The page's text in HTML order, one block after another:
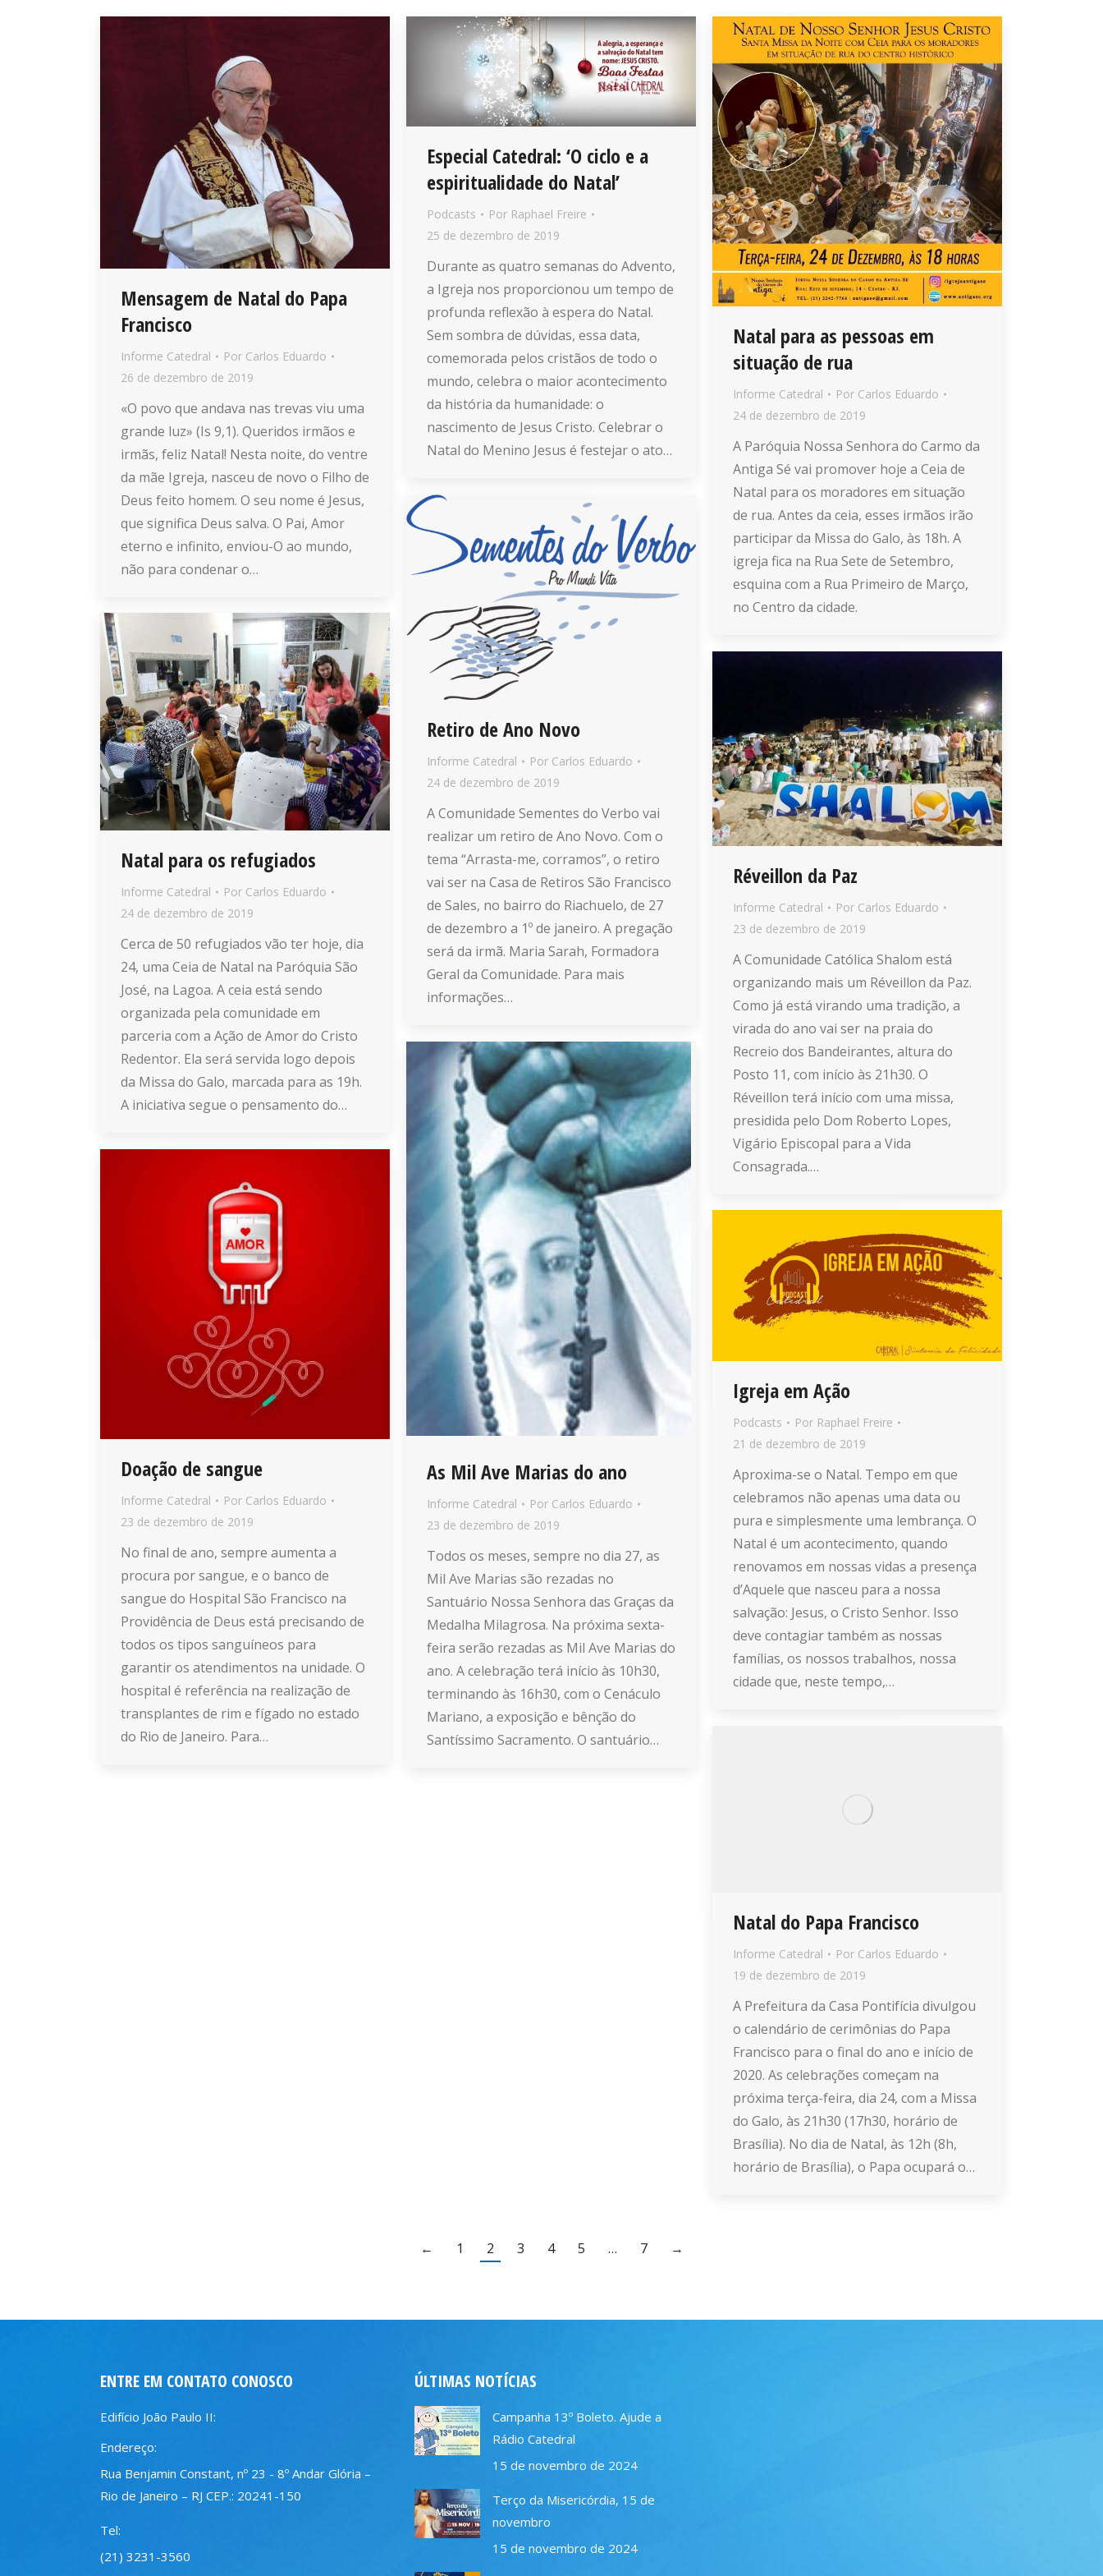
Mensagem de Natal do Papa
Francisco
Informe Catedral Por Carlos Eduardo
26 de dezembro de 2019
«O povo que andava nas trevas viu uma
grande luz» (Is 9,1). Queridos irmãos e
irmãs, feliz Natal! Nesta noite, do ventre
da mãe Igreja, nasceu de novo o Filho de
Deus feito homem. O seu nome é Jesus,
que significa Deus salva. O Pai, Amor
eterno e infinito, enviou-O ao mundo,
não para condenar o…
Especial Catedral: ‘O ciclo e a
espiritualidade do Natal’
Podcasts Por Raphael Freire
25 de dezembro de 2019
Durante as quatro semanas do Advento,
a Igreja nos proporcionou um tempo de
profunda reflexão à espera do Natal.
Sem sombra de dúvidas, essa data,
comemorada pelos cristãos de todo o
mundo, celebra o maior acontecimento
da história da humanidade: o
nascimento de Jesus Cristo. Celebrar o
Natal do Menino Jesus é festejar o ato…
Natal para as pessoas em
situação de rua
Informe Catedral Por Carlos Eduardo
24 de dezembro de 2019
A Paróquia Nossa Senhora do Carmo da
Antiga Sé vai promover hoje a Ceia de
Natal para os moradores em situação
de rua. Antes da ceia, esses irmãos irão
participar da Missa do Galo, às 18h. A
igreja fica na Rua Sete de Setembro,
esquina com a Rua Primeiro de Março,
no Centro da cidade.
Retiro de Ano Novo
Informe Catedral Por Carlos Eduardo
24 de dezembro de 2019
A Comunidade Sementes do Verbo vai
realizar um retiro de Ano Novo. Com o
tema “Arrasta-me, corramos”, o retiro
vai ser na Casa de Retiros São Francisco
de Sales, no bairro do Riachuelo, de 27
de dezembro a 1º de janeiro. A pregação
será da irmã. Maria Sarah, Formadora
Geral da Comunidade. Para mais
informações…
Natal para os refugiados
Informe Catedral Por Carlos Eduardo
24 de dezembro de 2019
Cerca de 50 refugiados vão ter hoje, dia
24, uma Ceia de Natal na Paróquia São
José, na Lagoa. A ceia está sendo
organizada pela comunidade em
parceria com a Ação de Amor do Cristo
Redentor. Ela será servida logo depois
da Missa do Galo, marcada para as 19h.
A iniciativa segue o pensamento do…
Réveillon da Paz
Informe Catedral Por Carlos Eduardo
23 de dezembro de 2019
A Comunidade Católica Shalom está
organizando mais um Réveillon da Paz.
Como já está virando uma tradição, a
virada do ano vai ser na praia do
Recreio dos Bandeirantes, altura do
Posto 11, com início às 21h30. O
Réveillon terá início com uma missa,
presidida pelo Dom Roberto Lopes,
Vigário Episcopal para a Vida
Consagrada.…
As Mil Ave Marias do ano
Informe Catedral Por Carlos Eduardo
23 de dezembro de 2019
Todos os meses, sempre no dia 27, as
Mil Ave Marias são rezadas no
Santuário Nossa Senhora das Graças da
Medalha Milagrosa. Na próxima sexta-
feira serão rezadas as Mil Ave Marias do
ano. A celebração terá início às 10h30,
terminando às 16h30, com o Cenáculo
Mariano, a exposição e bênção do
Santíssimo Sacramento. O santuário…
Doação de sangue
Informe Catedral Por Carlos Eduardo
23 de dezembro de 2019
No final de ano, sempre aumenta a
procura por sangue, e o banco de
sangue do Hospital São Francisco na
Providência de Deus está precisando de
todos os tipos sanguíneos para
garantir os atendimentos na unidade. O
hospital é referência na realização de
transplantes de rim e fígado no estado
do Rio de Janeiro. Para…
Igreja em Ação
Podcasts Por Raphael Freire
21 de dezembro de 2019
Aproxima-se o Natal. Tempo em que
celebramos não apenas uma data ou
pura e simplesmente uma lembrança. O
Natal é um acontecimento, quando
renovamos em nossas vidas a presença
d’Aquele que nasceu para a nossa
salvação: Jesus, o Cristo Senhor. Isso
deve contagiar também as nossas
famílias, os nossos trabalhos, nossa
cidade que, neste tempo,…
Natal do Papa Francisco
Informe Catedral Por Carlos Eduardo
19 de dezembro de 2019
A Prefeitura da Casa Pontifícia divulgou
o calendário de cerimônias do Papa
Francisco para o final do ano e início de
2020. As celebrações começam na
próxima terça-feira, dia 24, com a Missa
do Galo, às 21h30 (17h30, horário de
Brasília). No dia de Natal, às 12h (8h,
horário de Brasília), o Papa ocupará o…
← 1 2 3 4 5 … 7 →
ENTRE EM CONTATO CONOSCO
Edifício João Paulo II:
Endereço:
Rua Benjamin Constant, nº 23 - 8º Andar Glória –
Rio de Janeiro – RJ CEP.: 20241-150
Tel:
(21) 3231-3560
ÚLTIMAS NOTÍCIAS
Campanha 13º Boleto. Ajude a
Rádio Catedral
15 de novembro de 2024
Terço da Misericórdia, 15 de
novembro
15 de novembro de 2024